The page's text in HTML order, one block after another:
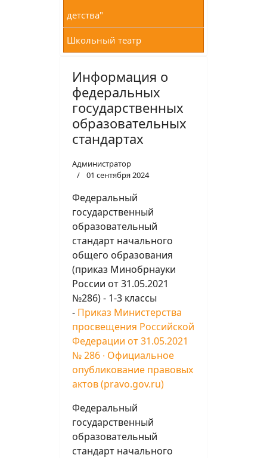
детства"
Школьный театр
Информация о
федеральных
государственных
образовательных
стандартах
Администратор
01 сентября 2024
Федеральный
государственный
образовательный
стандарт начального
общего образования
(приказ Минобрнауки
России от 31.05.2021
№286) - 1-3 классы
- Приказ Министерства
просвещения Российской
Федерации от 31.05.2021
№ 286 ∙ Официальное
опубликование правовых
актов (pravo.gov.ru)
Федеральный
государственный
образовательный
стандарт начального